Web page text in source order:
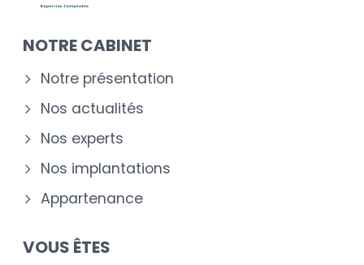
NOTRE CABINET
Notre présentation
Nos actualités
Nos experts
Nos implantations
Appartenance
VOUS ÊTES